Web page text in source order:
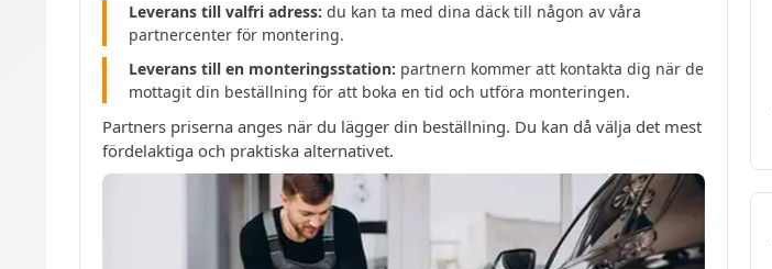
Leverans till valfri adress: du kan ta med dina däck till någon av våra
partnercenter för montering.
Leverans till en monteringsstation: partnern kommer att kontakta dig när de
mottagit din beställning för att boka en tid och utföra monteringen.
Partners priserna anges när du lägger din beställning. Du kan då välja det mest
fördelaktiga och praktiska alternativet.